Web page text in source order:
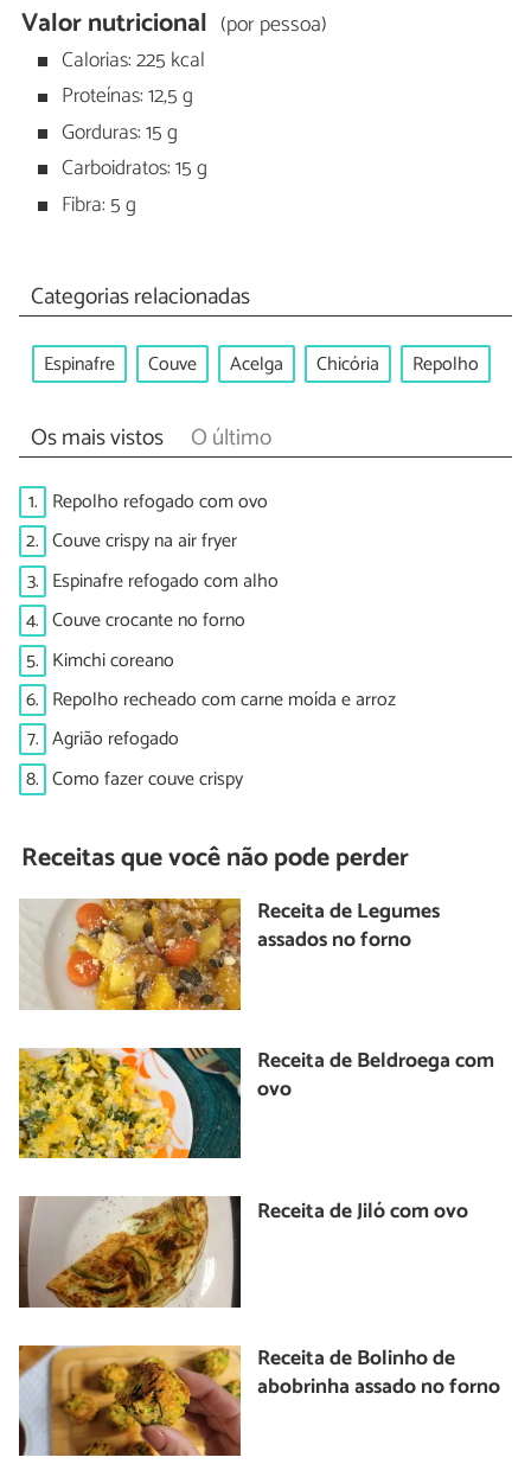
Valor nutricional (por pessoa)
Calorias: 225 kcal
Proteínas: 12,5 g
Gorduras: 15 g
Carboidratos: 15 g
Fibra: 5 g
Categorias relacionadas
Espinafre Couve Acelga Chicória Repolho
Os mais vistos O último
1. Repolho refogado com ovo
2. Couve crispy na air fryer
3. Espinafre refogado com alho
4. Couve crocante no forno
5. Kimchi coreano
6. Repolho recheado com carne moída e arroz
7. Agrião refogado
8. Como fazer couve crispy
Receitas que você não pode perder
Receita de Legumes
assados no forno
Receita de Beldroega com
ovo
Receita de Jiló com ovo
Receita de Bolinho de
abobrinha assado no forno